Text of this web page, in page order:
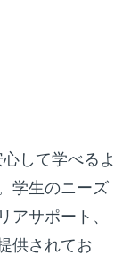
して学べるよ
学生のニーズ
アサポート、
供されてお